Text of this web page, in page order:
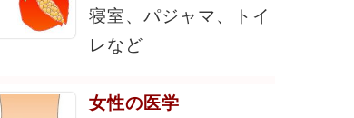
寝室、パジャマ、トイ
レなど
女性の医学